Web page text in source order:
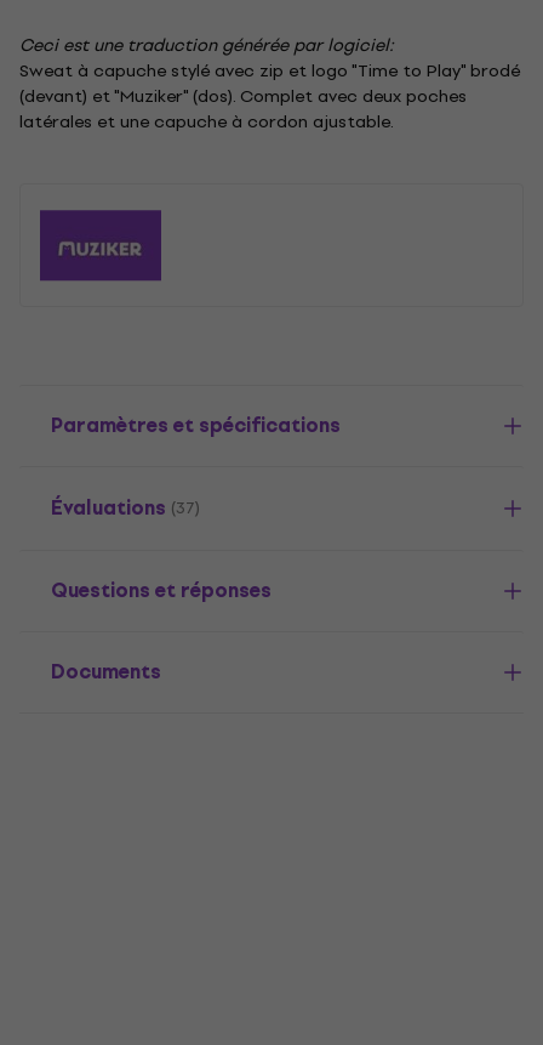
Ceci est une traduction générée par logiciel:
Sweat à capuche stylé avec zip et logo "Time to Play" brodé
(devant) et "Muziker" (dos). Complet avec deux poches
latérales et une capuche à cordon ajustable.
Paramètres et spécifications
Évaluations (37)
Questions et réponses
Documents